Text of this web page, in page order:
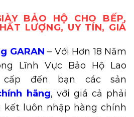
BẢO HỘ CHO BẾP,
LƯỢNG, UY TÍN, GIÁ
GARAN – Với Hơn 18 Năm
Lĩnh Vực Bảo Hộ Lao
đến bạn các sản
hãng, với giá cả phải
kết luôn nhập hàng chính